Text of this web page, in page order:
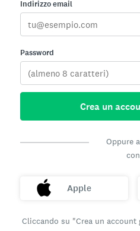
Indirizzo email
Password
Crea un
Oppure
con
Apple
Cliccando su "Crea un